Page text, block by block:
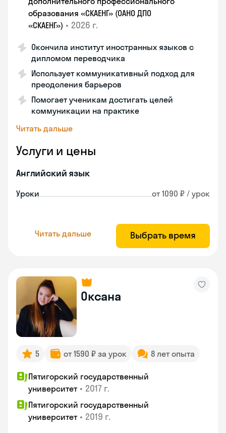
образования «СКАЕНГ» (ОАНО ДПО
«СКАЕНГ») • 2026 г.
Окончила институт иностранных языков с
дипломом переводчика
Использует коммуникативный подход для
преодоления барьеров
Помогает ученикам достигать целей
коммуникации на практике
Читать дальше
Услуги и цены
Английский язык
Уроки от 1090 ₽ / урок
Читать дальше Выбрать время
Оксана
5 от 1590 ₽ за урок 8 лет опыта
Пятигорский государственный
университет • 2017 г.
Пятигорский государственный
университет • 2019 г.